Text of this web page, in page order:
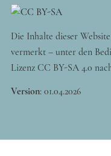
Die Inhalte dieser
vermerkt – unter den
Lizenz CC BY-SA 4.0
Version: 01.04.2026